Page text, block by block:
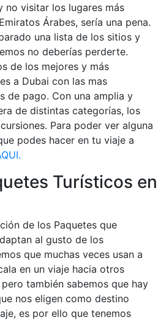
no visitar los lugares más
Árabes, sería una pena.
una lista de los sitios y
no deberías perderte.
de los mejores y más
a Dubai con las mas
de pago. Con una amplia y
de distintas categorías, los
Para poder ver alguna
podes hacer en tu viaje a
Turísticos en
de los Paquetes que
al gusto de los
que muchas veces usan a
en un viaje hacia otros
también sabemos que hay
nos eligen como destino
es por ello que tenemos